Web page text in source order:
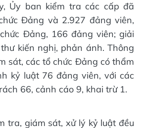
Ủy ban kiểm tra các cấp đã
Đảng và 2.927 đảng viên,
Đảng, 166 đảng viên; giải
kiến nghị, phản ánh. Thông
sát, các tổ chức Đảng có thẩm
kỷ luật 76 đảng viên, với các
66, cảnh cáo 9, khai trừ 1.
tra, giám sát, xử lý kỷ luật đều